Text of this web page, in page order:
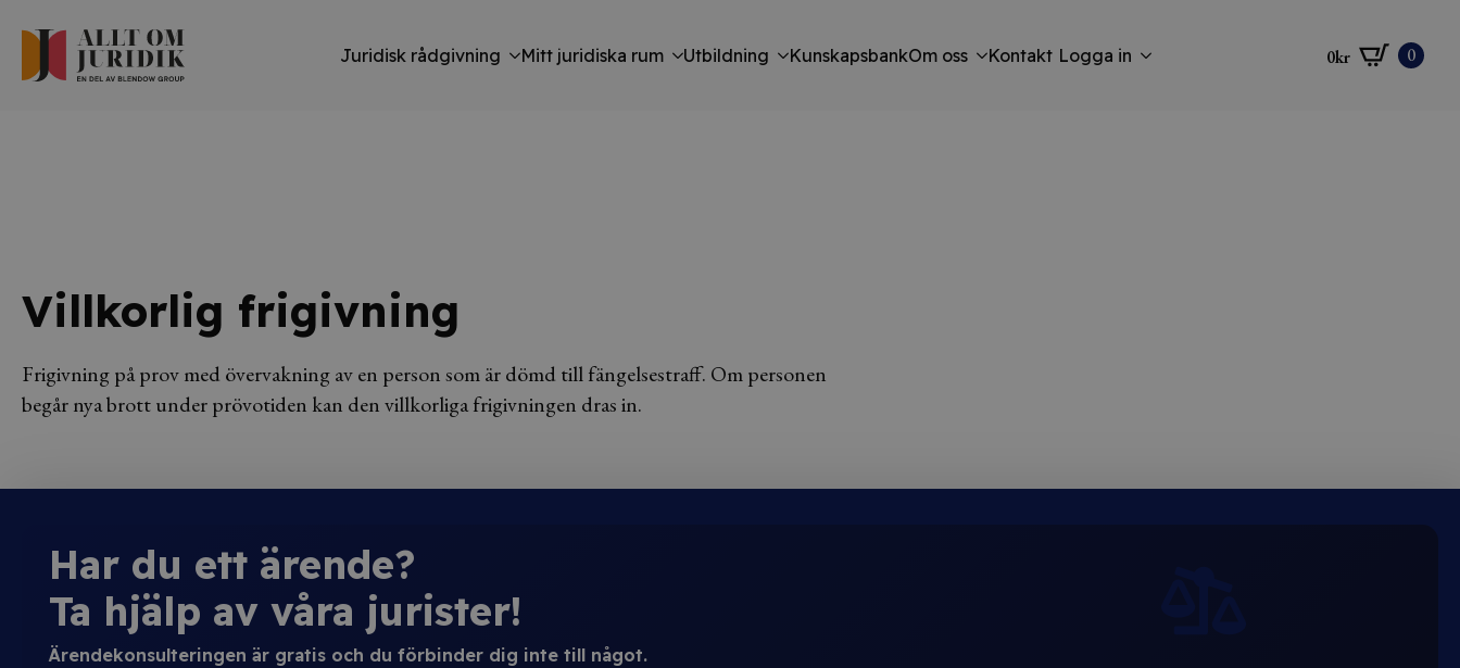
Juridisk rådgivning Mitt juridiska rum Utbildning KunskapsbankOm oss Kontakt Logga in 0kr 0
Villkorlig frigivning
Frigivning på prov med övervakning av en person som är dömd till fängelsestraff. Om personen
begår nya brott under prövotiden kan den villkorliga frigivningen dras in.
Har du ett ärende?
Ta hjälp av våra jurister!
Ärendekonsulteringen är gratis och du förbinder dig inte till något.